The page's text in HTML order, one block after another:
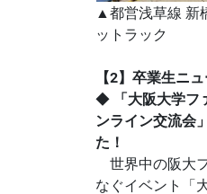
▲都営浅草線 新
ットラック
【2】卒業生ニ
◆
「大阪大学
ンライン交流会
た！
世界中の阪大
なぐイベント「